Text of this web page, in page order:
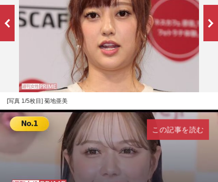
[写真 1/5枚目] 菊地亜美
この記事を読む